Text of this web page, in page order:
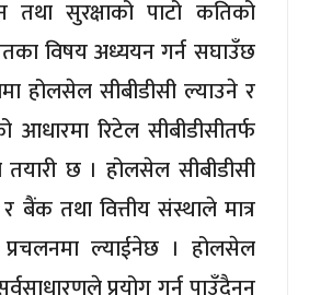
तथा सुरक्षाको पाटो कतिको
विषय अध्ययन गर्न सघाउँछ
होलसेल सीबीडीसी ल्याउने र
आधारमा रिटेल सीबीडीसीतर्फ
तयारी छ । होलसेल सीबीडीसी
बैंक तथा वित्तीय संस्थाले मात्र
प्रचलनमा ल्याईनेछ । होलसेल